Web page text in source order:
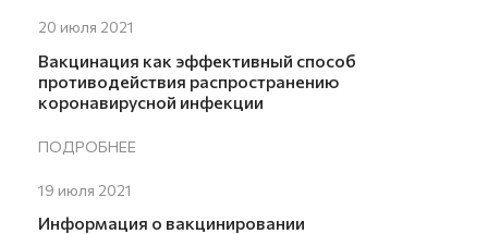
20 июля 2021
Вакцинация как эффективный способ
противодействия распространению
коронавирусной инфекции
ПОДРОБНЕЕ
19 июля 2021
Информация о вакцинировании